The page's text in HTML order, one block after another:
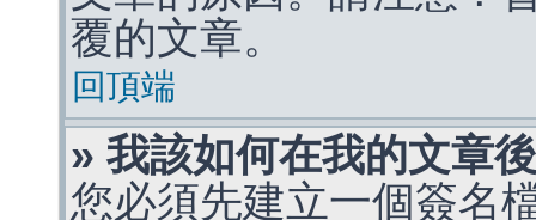
覆的文章。
回頂端
» 我該如何在我的文章
您必須先建立一個簽名